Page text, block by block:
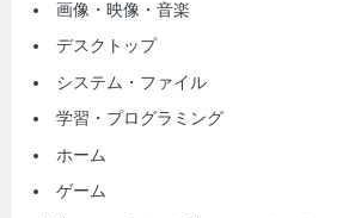
画像・映像・音楽
デスクトップ
システム・ファイル
学習・プログラミング
ホーム
ゲーム